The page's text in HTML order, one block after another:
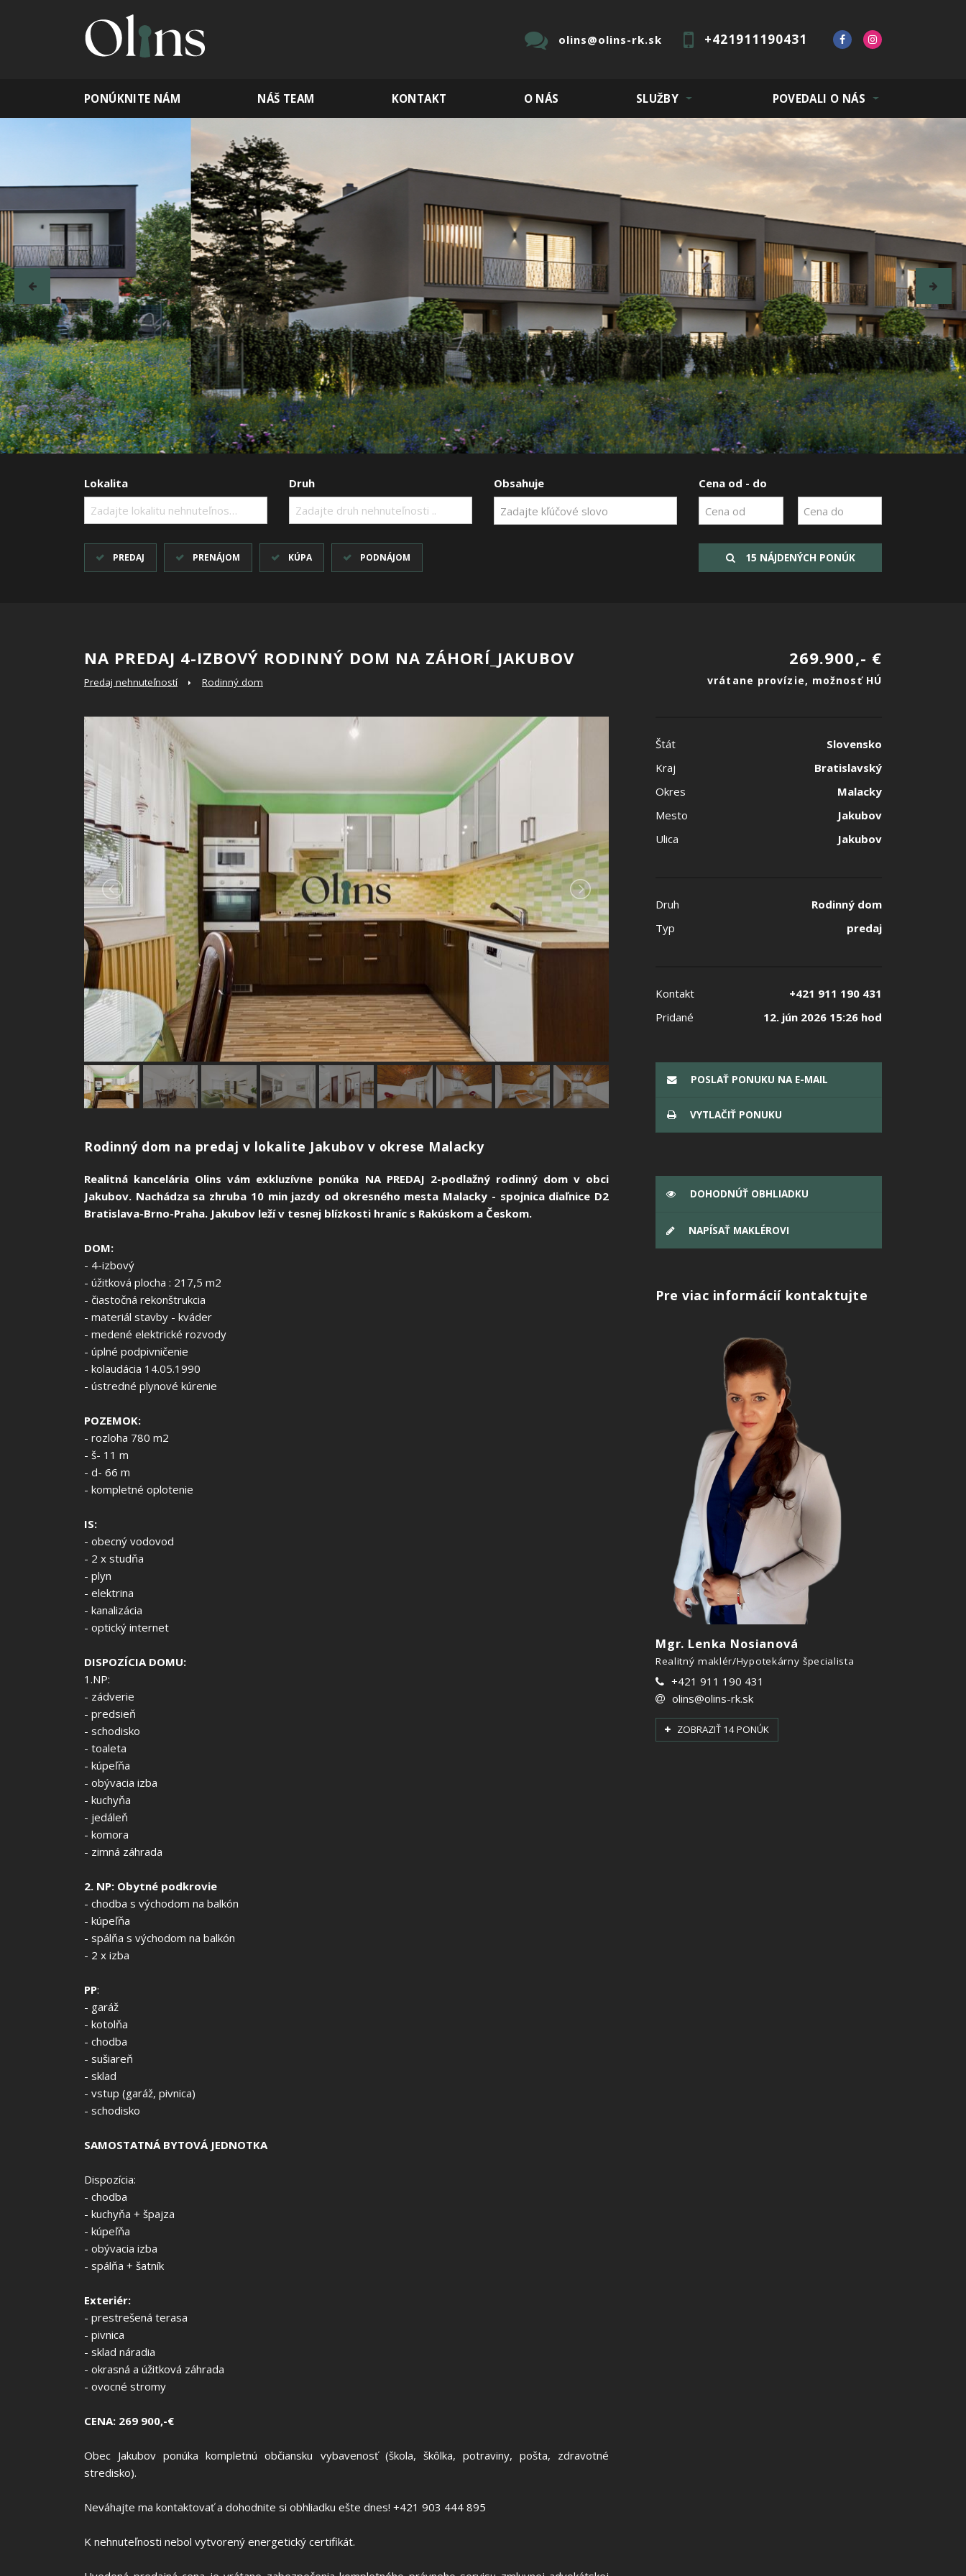
+421911190431
olins@olins-rk.sk
PONÚKNITE NÁM NÁŠ TEAM KONTAKT O NÁS SLUŽBY POVEDALI O NÁS
Lokalita
Zadajte lokalitu nehnuteľnosti ..
Druh
Zadajte druh nehnuteľnosti ..
Obsahuje Cena od - do
PREDAJ PRENÁJOM KÚPA PODNÁJOM 15 NÁJDENÝCH PONÚK
NA PREDAJ 4-IZBOVÝ RODINNÝ DOM NA ZÁHORÍ_JAKUBOV 269.900,- €
vrátane provízie, možnosť HÚ
Predaj nehnuteľností Rodinný dom
Rodinný dom na predaj v lokalite Jakubov v okrese Malacky
Realitná kancelária Olins vám exkluzívne ponúka NA PREDAJ 2-podlažný rodinný dom v obci
Jakubov. Nachádza sa zhruba 10 min jazdy od okresného mesta Malacky - spojnica diaľnice D2
Bratislava-Brno-Praha. Jakubov leží v tesnej blízkosti hraníc s Rakúskom a Českom.
DOM:
- 4-izbový
- úžitková plocha : 217,5 m2
- čiastočná rekonštrukcia
- materiál stavby - kváder
- medené elektrické rozvody
- úplné podpivničenie
- kolaudácia 14.05.1990
- ústredné plynové kúrenie
POZEMOK:
- rozloha 780 m2
- š- 11 m
- d- 66 m
- kompletné oplotenie
IS:
- obecný vodovod
- 2 x studňa
- plyn
- elektrina
- kanalizácia
- optický internet
DISPOZÍCIA DOMU:
1.NP:
- zádverie
- predsieň
- schodisko
- toaleta
- kúpeľňa
- obývacia izba
- kuchyňa
- jedáleň
- komora
- zimná záhrada
2. NP: Obytné podkrovie
- chodba s východom na balkón
- kúpeľňa
- spálňa s východom na balkón
- 2 x izba
PP:
- garáž
- kotolňa
- chodba
- sušiareň
- sklad
- vstup (garáž, pivnica)
- schodisko
SAMOSTATNÁ BYTOVÁ JEDNOTKA
Dispozícia:
- chodba
- kuchyňa + špajza
- kúpeľňa
- obývacia izba
- spálňa + šatník
Exteriér:
- prestrešená terasa
- pivnica
- sklad náradia
- okrasná a úžitková záhrada
- ovocné stromy
CENA: 269 900,-€
Obec Jakubov ponúka kompletnú občiansku vybavenosť (škola, škôlka, potraviny, pošta, zdravotné
stredisko).
Neváhajte ma kontaktovať a dohodnite si obhliadku ešte dnes! +421 903 444 895
K nehnuteľnosti nebol vytvorený energetický certifikát.
Štát
Slovensko
Kraj
Bratislavský
Okres
Malacky
Mesto
Jakubov
Ulica
Jakubov
Druh
Rodinný dom
Typ
predaj
Kontakt
+421 911 190 431
Pridané
12. jún 2026 15:26 hod
POSLAŤ PONUKU NA E-MAIL
VYTLAČIŤ PONUKU
DOHODNÚŤ OBHLIADKU
NAPÍSAŤ MAKLÉROVI
Pre viac informácií kontaktujte
Mgr. Lenka Nosianová
Realitný maklér/Hypotekárny špecialista
+421 911 190 431
olins@olins-rk.sk
ZOBRAZIŤ 14 PONÚK